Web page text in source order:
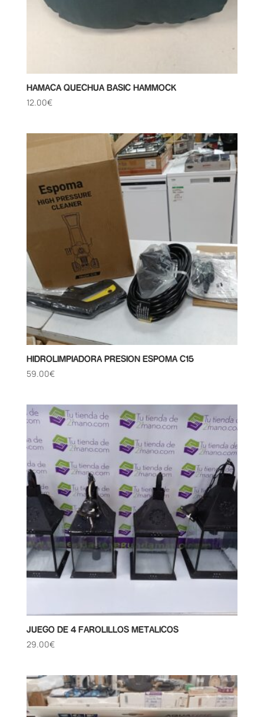
HAMACA QUECHUA BASIC HAMMOCK
12.00€
HIDROLIMPIADORA PRESION ESPOMA C15
59.00€
JUEGO DE 4 FAROLILLOS METALICOS
29.00€